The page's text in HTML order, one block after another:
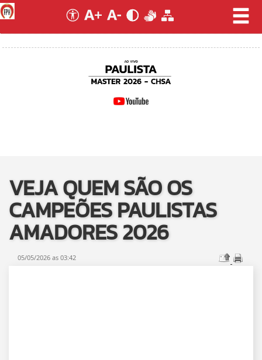
VEJA QUEM SÃO OS
CAMPEÕES PAULISTAS
AMADORES 2026
05/05/2026 as 03:42